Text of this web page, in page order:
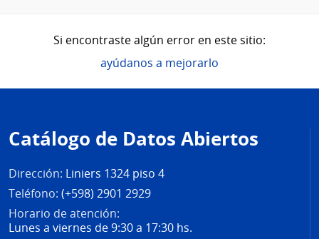
Si encontraste algún error en este sitio:
ayúdanos a mejorarlo
de
página
Catálogo de Datos Abiertos
Dirección: Liniers 1324 piso 4
Teléfono: (+598) 2901 2929
Horario de atención:
Lunes a viernes de 9:30 a 17:30 hs.